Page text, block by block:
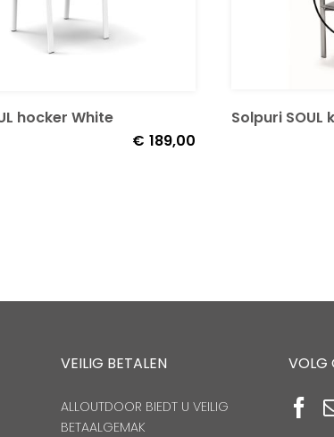
hocker White
€ 189,00
Solpuri
VEILIG BETALEN
ALLOUTDOOR BIEDT U VEILIG
BETAALGEMAK
VOLG